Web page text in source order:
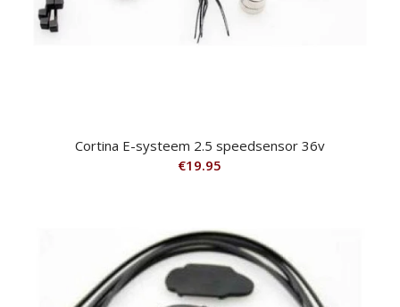
Cortina E-systeem 2.5 speedsensor 36v
€19.95